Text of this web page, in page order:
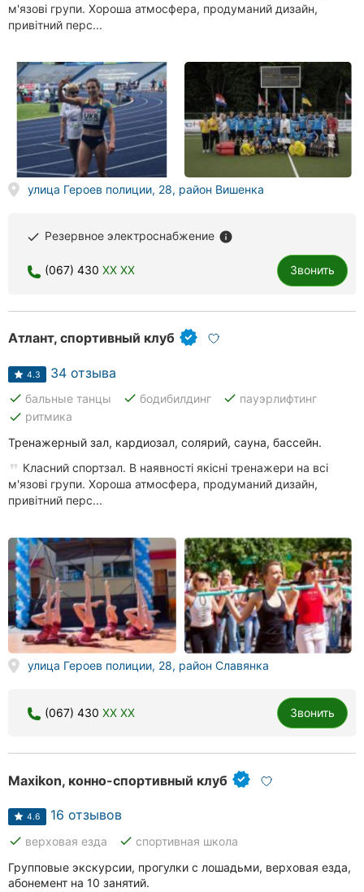
м'язові групи. Хороша атмосфера, продуманий дизайн,
привітний перс...
улица Героев полиции, 28, район Вишенка
done Резервное электроснабжение info
(067) 430 XX XX Звонить
Атлант, спортивный клуб
4.3 34 отзыва
done бальные танцы done бодибилдинг done пауэрлифтинг
done ритмика
Тренажерный зал, кардиозал, солярий, сауна, бассейн.
Класний спортзал. В наявності якісні тренажери на всі
м'язові групи. Хороша атмосфера, продуманий дизайн,
привітний перс...
улица Героев полиции, 28, район Славянка
(067) 430 XX XX Звонить
Maxikon, конно-спортивный клуб
4.6 16 отзывов
done верховая езда done спортивная школа
Групповые экскурсии, прогулки с лошадьми, верховая езда,
абонемент на 10 занятий.